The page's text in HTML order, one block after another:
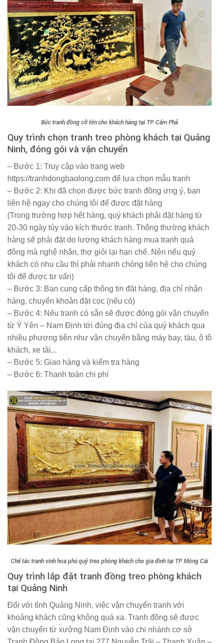
Bức tranh đồng cỡ lớn cho khách hàng tại TP. Cẩm Phả
Quy trình chọn tranh treo phòng khách tại Quảng
Ninh, đóng gói và vận chuyển
– Bước 1: Truy cập vào trang web
https://tranhdongbaolong.com để lựa chọn mẫu tranh
– Bước 2: Khi đã chọn được bức tranh đồng ưng ý, bạn
liên hệ ngay cho chúng tôi để được đặt hàng
(Trong trường hợp hết hàng, quý khách phải đặt hàng từ
20-30 ngày tùy vào kích thước tranh. Thông thường khách
hàng sẽ phải đặt do lượng khách hàng mua tranh quá
đông mà nghệ nhân, thợ giỏi lại hạn chế. Nên nếu quý
khách có nhu cầu thì phải nhanh chóng liên hệ cho chúng
tôi để được tư vấn)
– Bước 3: Bạn cung cấp thông tin đặt hàng, địa chỉ nhận
hàng, chuyển khoản đặt cọc (nếu có)
– Bước 4: Nếu tranh có sẵn sẽ được đóng gói vận chuyển
từ Ý Yên – Nam Định tới đúng địa chỉ của quý khách qua
nhiều phương tiện như vận chuyển bằng máy bay, tàu, ô tô
khách, xe tải,..
– Bước 5: Giao hàng và kiểm tra hàng
– Bước 6: Thanh toán chi phí
Chế tác tranh vinh hoa phú quý treo phòng khách cho gia đình tại TP. Móng Cái
Quy trình lắp đặt tranh đồng treo phòng khách
tại Quảng Ninh
Đối với tỉnh Quảng Ninh, việc vận chuyển tranh với
khoảng khách cũng không quá xa. Tranh đồng sẽ được
vận chuyển từ xưởng Nam Định vào chi nhánh cơ sở